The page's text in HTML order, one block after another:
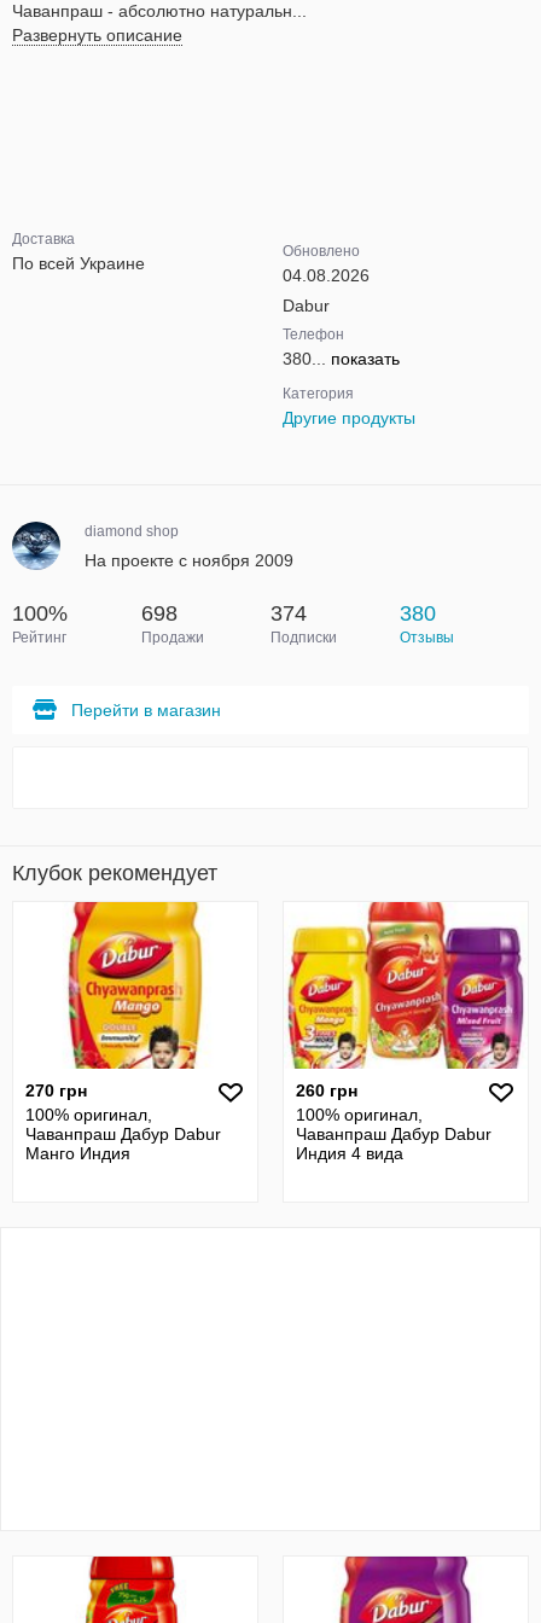
Чаванпраш - абсолютно натуральн...
Развернуть описание
Доставка
По всей Украине
Обновлено
04.08.2026
Dabur
Телефон
380... показать
Категория
Другие продукты
diamond shop
На проекте с ноября 2009
100%
Рейтинг
698
Продажи
374
Подписки
380
Отзывы
Перейти в магазин
Клубок рекомендует
270 грн
100% оригинал,
Чаванпраш Дабур Dabur
Манго Индия
260 грн
100% оригинал,
Чаванпраш Дабур Dabur
Индия 4 вида